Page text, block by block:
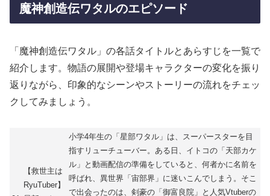
魔神創造伝ワタルのエピソード
「魔神創造伝ワタル」の各話タイトルとあらすじを一覧で
紹介します。物語の展開や登場キャラクターの変化を振り
返りながら、印象的なシーンやストーリーの流れをチェッ
クしてみましょう。
【救世主は
RyuTuber】
小学4年生の「星部ワタル」は、スーパースターを目
指すリューチューバー。ある日、イトコの「天部カケ
ル」と動画配信の準備をしていると、何者かに名前を
呼ばれ、異世界「宙部界」に迷いこんでしまう。そこ
で出会ったのは、剣豪の「御富良院」と人気Vtuberの